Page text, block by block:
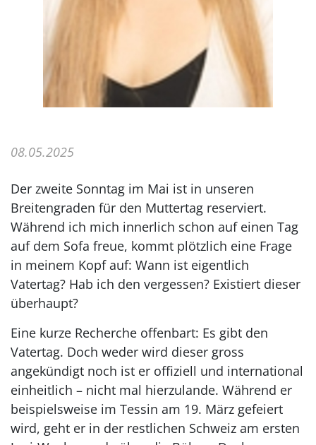
08.05.2025
Der zweite Sonntag im Mai ist in unseren
Breitengraden für den Muttertag reserviert.
Während ich mich innerlich schon auf einen Tag
auf dem Sofa freue, kommt plötzlich eine Frage
in meinem Kopf auf: Wann ist eigentlich
Vatertag? Hab ich den vergessen? Existiert dieser
überhaupt?
Eine kurze Recherche offenbart: Es gibt den
Vatertag. Doch weder wird dieser gross
angekündigt noch ist er offiziell und international
einheitlich – nicht mal hierzulande. Während er
beispielsweise im Tessin am 19. März gefeiert
wird, geht er in der restlichen Schweiz am ersten